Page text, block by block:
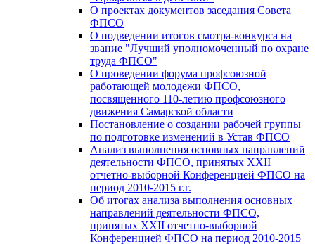
О проектах документов заседания Совета
ФПСО
О подведении итогов смотра-конкурса на
звание "Лучший уполномоченный по охране
труда ФПСО"
О проведении форума профсоюзной
работающей молодежи ФПСО,
посвященного 110-летию профсоюзного
движения Самарской области
Постановление о создании рабочей группы
по подготовке изменений в Устав ФПСО
Анализ выполнения основных направлений
деятельности ФПСО, принятых XXII
отчетно-выборной Конференцией ФПСО на
период 2010-2015 г.г.
Об итогах анализа выполнения основных
направлений деятельности ФПСО,
принятых XXII отчетно-выборной
Конференцией ФПСО на период 2010-2015